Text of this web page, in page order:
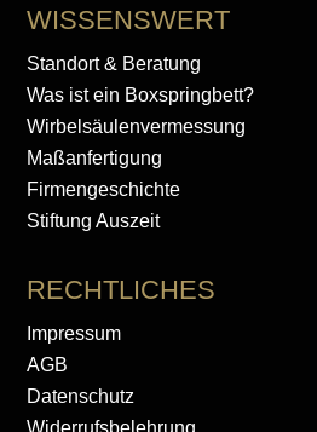
WISSENSWERT
Standort & Beratung
Was ist ein Boxspringbett?
Wirbelsäulenvermessung
Maßanfertigung
Firmengeschichte
Stiftung Auszeit
RECHTLICHES
Impressum
AGB
Datenschutz
Widerrufsbelehrung